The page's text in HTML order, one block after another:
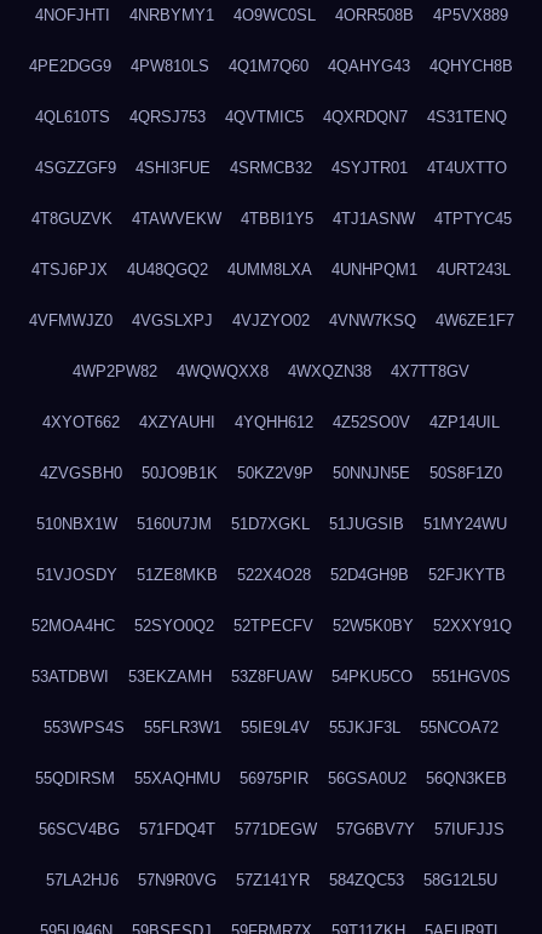
4NOFJHTI 4NRBYMY1 4O9WC0SL 4ORR508B 4P5VX889
4PE2DGG9 4PW810LS 4Q1M7Q60 4QAHYG43 4QHYCH8B
4QL610TS 4QRSJ753 4QVTMIC5 4QXRDQN7 4S31TENQ
4SGZZGF9 4SHI3FUE 4SRMCB32 4SYJTR01 4T4UXTTO
4T8GUZVK 4TAWVEKW 4TBBI1Y5 4TJ1ASNW 4TPTYC45
4TSJ6PJX 4U48QGQ2 4UMM8LXA 4UNHPQM1 4URT243L
4VFMWJZ0 4VGSLXPJ 4VJZYO02 4VNW7KSQ 4W6ZE1F7
4WP2PW82 4WQWQXX8 4WXQZN38 4X7TT8GV
4XYOT662 4XZYAUHI 4YQHH612 4Z52SO0V 4ZP14UIL
4ZVGSBH0 50JO9B1K 50KZ2V9P 50NNJN5E 50S8F1Z0
510NBX1W 5160U7JM 51D7XGKL 51JUGSIB 51MY24WU
51VJOSDY 51ZE8MKB 522X4O28 52D4GH9B 52FJKYTB
52MOA4HC 52SYO0Q2 52TPECFV 52W5K0BY 52XXY91Q
53ATDBWI 53EKZAMH 53Z8FUAW 54PKU5CO 551HGV0S
553WPS4S 55FLR3W1 55IE9L4V 55JKJF3L 55NCOA72
55QDIRSM 55XAQHMU 56975PIR 56GSA0U2 56QN3KEB
56SCV4BG 571FDQ4T 5771DEGW 57G6BV7Y 57IUFJJS
57LA2HJ6 57N9R0VG 57Z141YR 584ZQC53 58G12L5U